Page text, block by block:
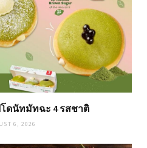
ดนัทมัทฉะ 4 รสชาติ
6, 2026